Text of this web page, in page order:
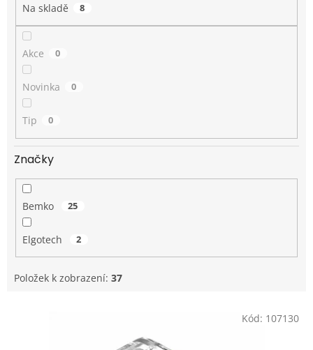
Na skladě 8
Akce 0
Novinka 0
Tip 0
Značky
Bemko 25
Elgotech 2
Položek k zobrazení: 37
Kód: 107130